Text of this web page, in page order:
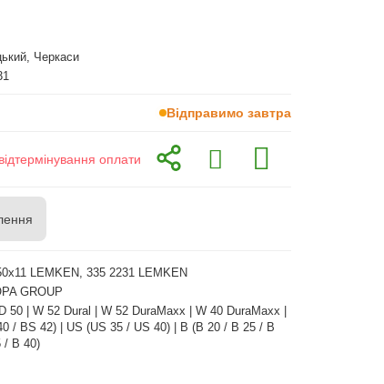
Черкаси
Відправимо завтра
оплати
LEMKEN, 335 2231 LEMKEN
GROUP
50 | W 52 Dural | W 52 DuraMaxx | W 40 DuraMaxx |
/ BS 42) | US (US 35 / US 40) | B (B 20 / B 25 / B
/ B 40)